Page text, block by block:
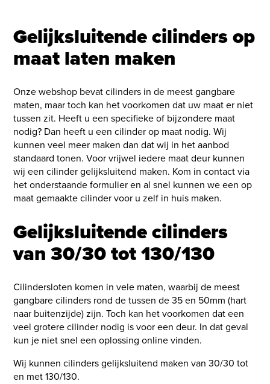
Gelijksluitende cilinders op
maat laten maken
Onze webshop bevat cilinders in de meest gangbare
maten, maar toch kan het voorkomen dat uw maat er niet
tussen zit. Heeft u een specifieke of bijzondere maat
nodig? Dan heeft u een cilinder op maat nodig. Wij
kunnen veel meer maken dan dat wij in het aanbod
standaard tonen. Voor vrijwel iedere maat deur kunnen
wij een cilinder gelijksluitend maken. Kom in contact via
het onderstaande formulier en al snel kunnen we een op
maat gemaakte cilinder voor u zelf in huis maken.
Gelijksluitende cilinders
van 30/30 tot 130/130
Cilindersloten komen in vele maten, waarbij de meest
gangbare cilinders rond de tussen de 35 en 50mm (hart
naar buitenzijde) zijn. Toch kan het voorkomen dat een
veel grotere cilinder nodig is voor een deur. In dat geval
kun je niet snel een oplossing online vinden.
Wij kunnen cilinders gelijksluitend maken van 30/30 tot
en met 130/130.